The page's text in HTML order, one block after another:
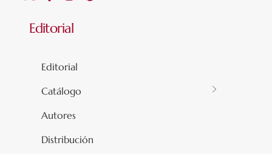
Editorial
Editorial
Catálogo
Autores
Distribución